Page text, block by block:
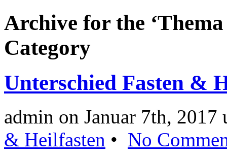
Archive for the
Category
Unterschied Fasten &
admin on Januar 7th, 2017
& Heilfasten • No